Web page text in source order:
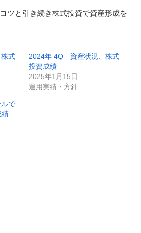
ツと引き続き株式投資で資産形成を
式
2024年 4Q 資産状況、株式
投資成績
2025年1月15日
運用実績・方針
で
績